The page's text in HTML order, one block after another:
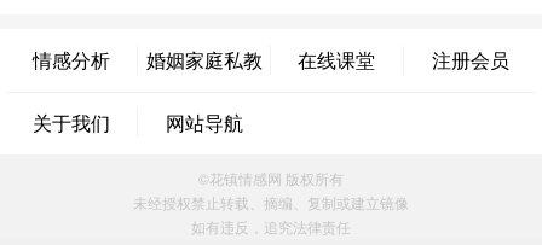
江苏-苏州 188****5187
1小时前
方案
微信用户 静默 通过此页面咨询，已获得专属情感方
案
四川-重庆 157****9228
情感分析 婚姻家庭私教 在线课堂 注册会员
关于我们 网站导航
©花镇情感网 版权所有
未经授权禁止转载、摘编、复制或建立镜像
如有违反，追究法律责任